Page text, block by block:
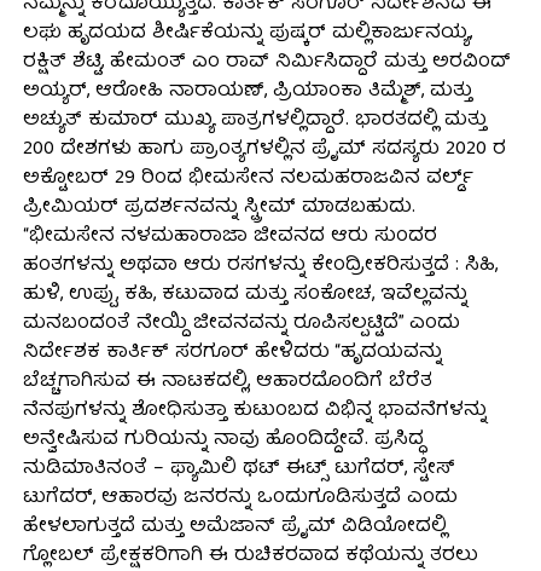
ಲಘು ಹೃದಯದ ಶೀರ್ಷಿಕೆಯನ್ನು ಪುಷ್ಕರ್ ಮಲ್ಲಿಕಾರ್ಜುನಯ್ಯ,
ರಕ್ಷಿತ್ ಶೆಟ್ಟಿ, ಹೇಮಂತ್ ಎಂ ರಾವ್ ನಿರ್ಮಿಸಿದ್ದಾರೆ ಮತ್ತು ಅರವಿಂದ್
ಅಯ್ಯರ್, ಆರೋಹಿ ನಾರಾಯಣ್, ಪ್ರಿಯಾಂಕಾ ತಿಮ್ಮೆಶ್, ಮತ್ತು
ಅಚ್ಯುತ್ ಕುಮಾರ್ ಮುಖ್ಯ ಪಾತ್ರಗಳಲ್ಲಿದ್ದಾರೆ. ಭಾರತದಲ್ಲಿ ಮತ್ತು
200 ದೇಶಗಳು ಹಾಗು ಪ್ರಾಂತ್ಯಗಳಲ್ಲಿನ ಪ್ರೈಮ್ ಸದಸ್ಯರು 2020 ರ
ಅಕ್ಟೋಬರ್ 29 ರಿಂದ ಭೀಮಸೇನ ನಲಮಹರಾಜವಿನ ವರ್ಲ್ಡ್
ಪ್ರೀಮಿಯರ್ ಪ್ರದರ್ಶನವನ್ನು ಸ್ಟ್ರೀಮ್ ಮಾಡಬಹುದು.
“ಭೀಮಸೇನ ನಳಮಹಾರಾಜಾ ಜೀವನದ ಆರು ಸುಂದರ
ಹಂತಗಳನ್ನು ಅಥವಾ ಆರು ರಸಗಳನ್ನು ಕೇಂದ್ರೀಕರಿಸುತ್ತದೆ : ಸಿಹಿ,
ಹುಳಿ, ಉಪ್ಪು, ಕಹಿ, ಕಟುವಾದ ಮತ್ತು ಸಂಕೋಚ, ಇವೆಲ್ಲವನ್ನು
ಮನಬಂದಂತೆ ನೇಯ್ದಿ ಜೀವನವನ್ನು ರೂಪಿಸಲ್ಪಟ್ಟಿದೆ” ಎಂದು
ನಿರ್ದೇಶಕ ಕಾರ್ತಿಕ್ ಸರಗೂರ್ ಹೇಳಿದರು “ಹೃದಯವನ್ನು
ಬೆಚ್ಚಗಾಗಿಸುವ ಈ ನಾಟಕದಲ್ಲಿ, ಆಹಾರದೊಂದಿಗೆ ಬೆರೆತ
ನೆನಪುಗಳನ್ನು ಶೋಧಿಸುತ್ತಾ ಕುಟುಂಬದ ವಿಭಿನ್ನ ಭಾವನೆಗಳನ್ನು
ಅನ್ವೇಷಿಸುವ ಗುರಿಯನ್ನು ನಾವು ಹೊಂದಿದ್ದೇವೆ. ಪ್ರಸಿದ್ಧ
ನುಡಿಮಾತಿನಂತೆ – ಫ್ಯಾಮಿಲಿ ಥಟ್ ಈಟ್ಸ್ ಟುಗೆದರ್, ಸ್ಟೇಸ್
ಟುಗೆದರ್, ಆಹಾರವು ಜನರನ್ನು ಒಂದುಗೂಡಿಸುತ್ತದೆ ಎಂದು
ಹೇಳಲಾಗುತ್ತದೆ ಮತ್ತು ಅಮೆಜಾನ್ ಪ್ರೈಮ್ ವಿಡಿಯೋದಲ್ಲಿ
ಗ್ಲೋಬಲ್ ಪ್ರೇಕ್ಷಕರಿಗಾಗಿ ಈ ರುಚಿಕರವಾದ ಕಥೆಯನ್ನು ತರಲು